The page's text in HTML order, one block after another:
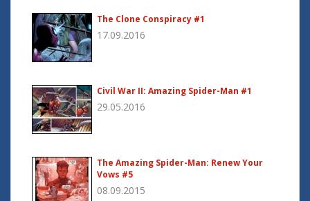
The Clone Conspiracy #1
17.09.2016
Civil War II: Amazing Spider-Man #1
29.05.2016
The Amazing Spider-Man: Renew Your
Vows #5
08.09.2015